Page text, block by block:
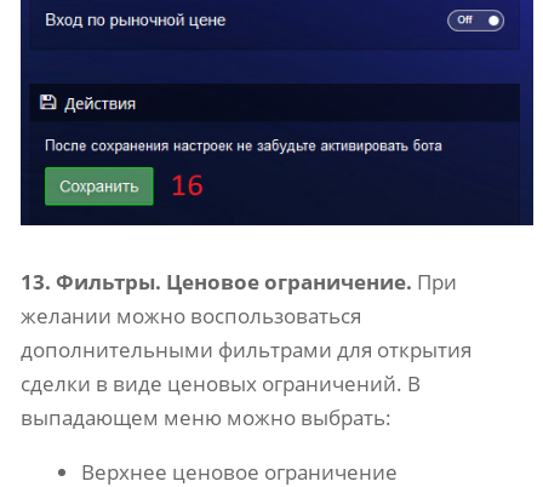
13. Фильтры. Ценовое ограничение. При
желании можно воспользоваться
дополнительными фильтрами для открытия
сделки в виде ценовых ограничений. В
выпадающем меню можно выбрать:
Верхнее ценовое ограничение